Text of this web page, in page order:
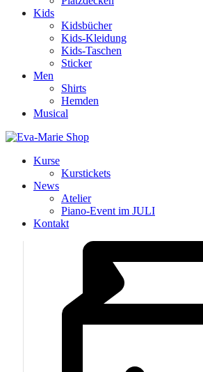
Kids
Kidsbücher
Kids-Kleidung
Kids-Taschen
Sticker
Men
Shirts
Hemden
Musical
Kurse
Kurstickets
News
Atelier
Piano-Event im JULI
Kontakt